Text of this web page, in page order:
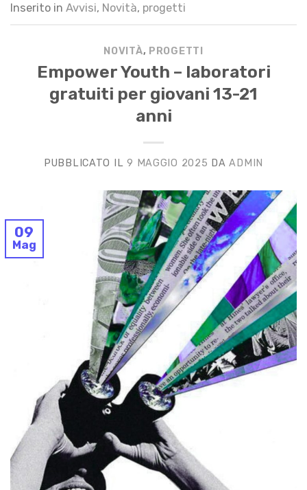
Inserito in Avvisi, Novità, progetti
NOVITÀ, PROGETTI
Empower Youth – laboratori
gratuiti per giovani 13-21
anni
PUBBLICATO IL9 MAGGIO 2025 DAADMIN
09
Mag